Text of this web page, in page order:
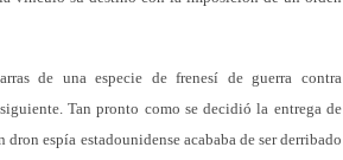
de una especie de frenesí de guerra contra
Tan pronto como se decidió la entrega de
espía estadounidense acababa de ser derribado